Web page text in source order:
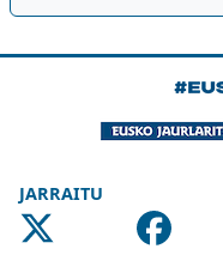
JARRAITU